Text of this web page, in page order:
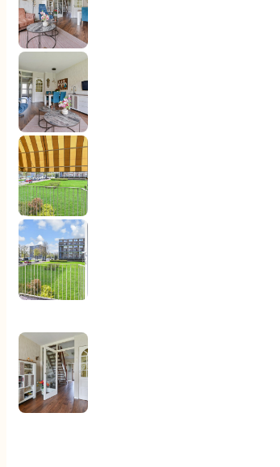
Ga naar hoofdinhoud
Woningaanbod
Aankoop
Diensten
Over ons
Klantenervaringen
Documenten
Contact